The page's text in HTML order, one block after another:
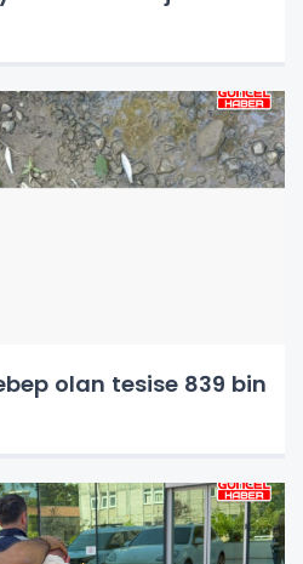
olan tesise 839 bin